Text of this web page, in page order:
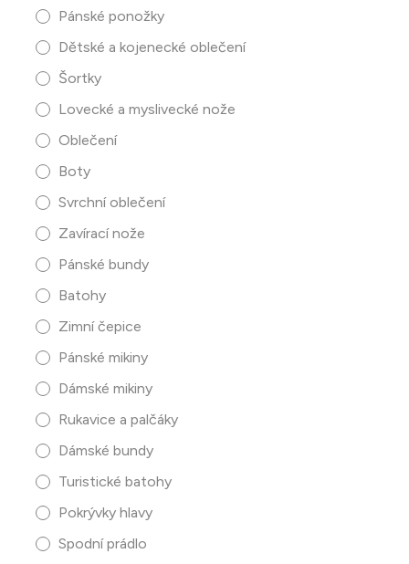
Pánské ponožky
Dětské a kojenecké oblečení
Šortky
Lovecké a myslivecké nože
Oblečení
Boty
Svrchní oblečení
Zavírací nože
Pánské bundy
Batohy
Zimní čepice
Pánské mikiny
Dámské mikiny
Rukavice a palčáky
Dámské bundy
Turistické batohy
Pokrývky hlavy
Spodní prádlo